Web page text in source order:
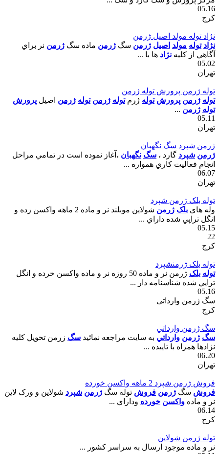
05.16
کرج
نژاد توله مولد اصيل ژرمن
نژاد توله مولد اصيل ژرمن سگ ژرمن ماده سگ ژرمن نر براي
آگاهي از کليه نژاد ها با ...
05.02
تهران
توله ژرمن پرورش توله ژرمن
توله ژرمن پرورش توله ژرمتوله ژرمن توله ژرمن اصيل پرورش
توله ژرمن ...
05.11
تهران
ژرمن شپرد سگ نگهبان
ژرمن شپرد گارد ، سگ نگهبان ،آغاز نموده است در تمامي مراحل
انجام فعاليت کاري همواره ...
06.07
تهران
توله بلک ژرمن شپرد
وله هاي بلک ژرمن
شولاين موبلند نر و ماده 2 ماهه واکسن زده و
انگل تراپي شده داراي ...
05.15
22
کرج
توله بلک ژرمنشپرد
توله بلک
ژرمن نر و ماده 50 روزه نر و ماده واکسن خرده و انگل
تراپي شده شناسنامه دار ...
05.16
سگ ژرمن وارداتی
کرج
سگ ژرمن وارداتي
سگ ژرمن وارداتي به سايت مراجعه نمائيد سگ زرمن تحويل کليه
نژادها همراه با تاييده ...
06.20
تهران
فروش ژرمن شپرد 2 ماهه واکسن خورده
فروش سگ ژرمن فروش توله سگ ژرمن شپرد شولاين و ورک لاين
نر و ماده واکسن خورده وداراي ...
06.14
کرج
توله ژرمن شولاين
نر و ماده موجود ارسال به سراسر کشور ...